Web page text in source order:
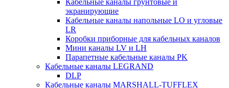
экранирующие
Кабельные каналы напольные LO и угловые
LR
Коробки приборные для кабельных каналов
Мини каналы LV и LH
Парапетные кабельные каналы PK
Кабельные каналы LEGRAND
DLP
Кабельные каналы MARSHALL-TUFFLEX